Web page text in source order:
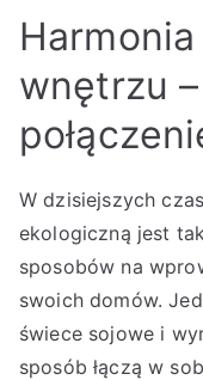
wnętrzu
W dzisiejszych
ekologiczną jest
sposobów na
swoich domów.
świece sojowe i
sposób łączą w